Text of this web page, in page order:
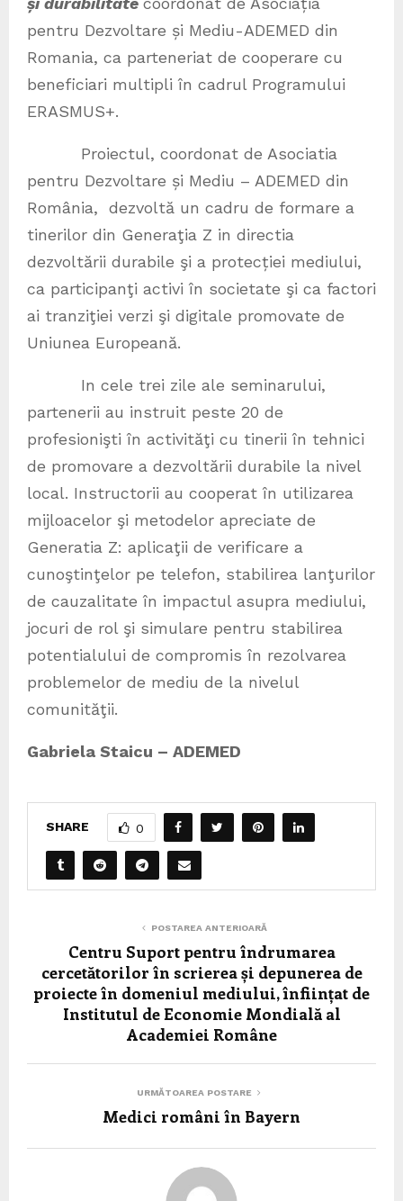
pentru Dezvoltare și Mediu-ADEMED din
Romania, ca parteneriat de cooperare cu
beneficiari multipli în cadrul Programului
ERASMUS+.
Proiectul, coordonat de Asociatia
pentru Dezvoltare și Mediu – ADEMED din
România, dezvoltă un cadru de formare a
tinerilor din Generaţia Z in directia
dezvoltării durabile şi a protecției mediului,
ca participanţi activi în societate şi ca factori
ai tranziţiei verzi şi digitale promovate de
Uniunea Europeană.
In cele trei zile ale seminarului,
partenerii au instruit peste 20 de
profesionişti în activităţi cu tinerii în tehnici
de promovare a dezvoltării durabile la nivel
local. Instructorii au cooperat în utilizarea
mijloacelor şi metodelor apreciate de
Generatia Z: aplicaţii de verificare a
cunoştinţelor pe telefon, stabilirea lanţurilor
de cauzalitate în impactul asupra mediului,
jocuri de rol şi simulare pentru stabilirea
potentialului de compromis în rezolvarea
problemelor de mediu de la nivelul
comunităţii.
Gabriela Staicu – ADEMED
SHARE 0
POSTAREA ANTERIOARĂ
Centru Suport pentru îndrumarea
cercetătorilor în scrierea și depunerea de
proiecte în domeniul mediului, înființat de
Institutul de Economie Mondială al
Academiei Române
URMĂTOAREA POSTARE
Medici români în Bayern